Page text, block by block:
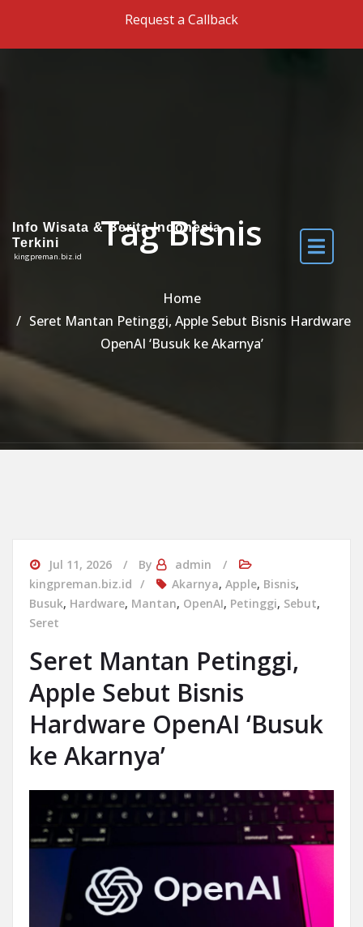
Request a Callback
Info Wisata & Berita Indonesia
Terkini
kingpreman.biz.id
Tag Bisnis
Home
Seret Mantan Petinggi, Apple Sebut Bisnis Hardware
OpenAI ‘Busuk ke Akarnya’
Jul 11, 2026 By
admin
kingpreman.biz.id
Akarnya, Apple, Bisnis,
Busuk, Hardware, Mantan, OpenAI, Petinggi, Sebut,
Seret
Seret Mantan Petinggi,
Apple Sebut Bisnis
Hardware OpenAI ‘Busuk
ke Akarnya’